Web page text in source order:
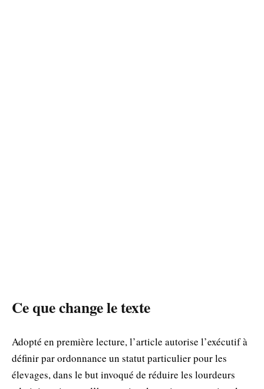
Ce que change le texte
Adopté en première lecture, l’article autorise l’exécutif à
définir par ordonnance un statut particulier pour les
élevages, dans le but invoqué de réduire les lourdeurs